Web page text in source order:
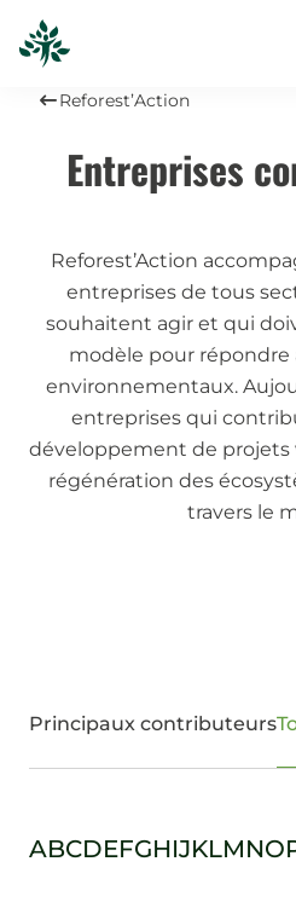
Reforest’Action
Entreprises
Reforest’Action
entreprises de tous
souhaitent agir et qui
modèle pour répondre
environnementaux.
entreprises qui
développement de projets
régénération des
travers le
Principaux contributeurs
ABCDEFGHIJKLMNO